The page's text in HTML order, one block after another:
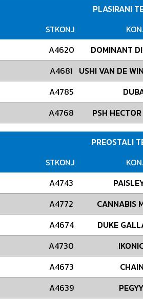
PLASIRANI
STKONJ
A4620 DOMINANT
A4681 USHI VAN DE
A4785
A4768 PSH
PREOSTALI
STKONJ
A4743
A4772 CANNABIS
A4674 DUKE
A4730
A4673
A4639